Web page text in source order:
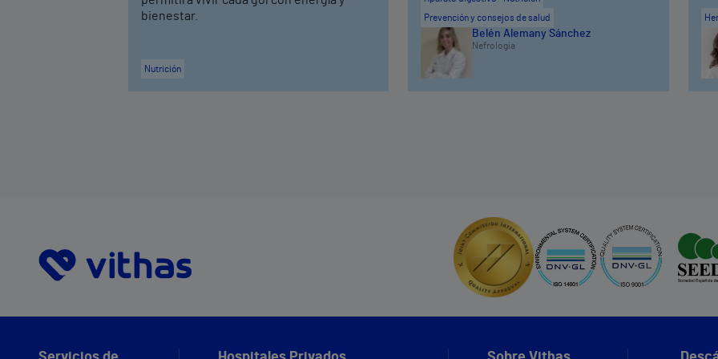
bienestar.
Nutrición
Prevención y consejos de salud
Belén Alemany Sánchez
Nefrología